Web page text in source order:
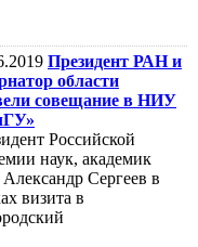
Президент РАН и
области
совещание в НИУ
Российской
наук, академик
Сергеев в
визита в